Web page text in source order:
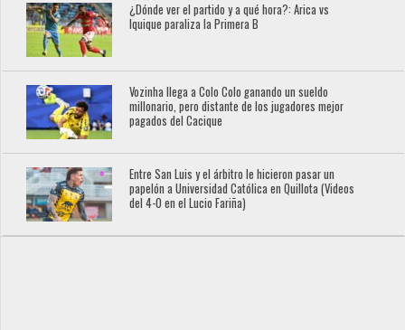
¿Dónde ver el partido y a qué hora?: Arica vs
Iquique paraliza la Primera B
Vozinha llega a Colo Colo ganando un sueldo
millonario, pero distante de los jugadores mejor
pagados del Cacique
Entre San Luis y el árbitro le hicieron pasar un
papelón a Universidad Católica en Quillota (Videos
del 4-0 en el Lucio Fariña)